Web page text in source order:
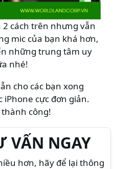
2 cách trên nhưng vẫn
mic của bạn khá hơn,
những trung tâm uy
nhé!
cho các bạn xong
iPhone cực đơn giản.
công!
VẤN NGAY
hơn, hãy để lại thông